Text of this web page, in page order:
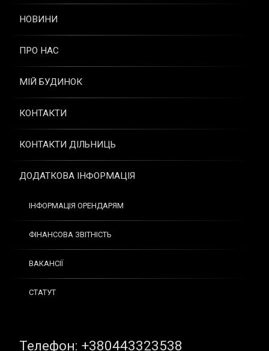
НОВИНИ
ПРО НАС
МІЙ БУДИНОК
КОНТАКТИ
КОНТАКТИ ДІЛЬНИЦЬ
ДОДАТКОВА ІНФОРМАЦІЯ
ІНФОРМАЦІЯ ОРЕНДАРЯМ
ФІНАНСОВА ЗВІТНІСТЬ
ВАКАНСІЇ
СТАТУТ
Tel:
Телефон: +380443323538